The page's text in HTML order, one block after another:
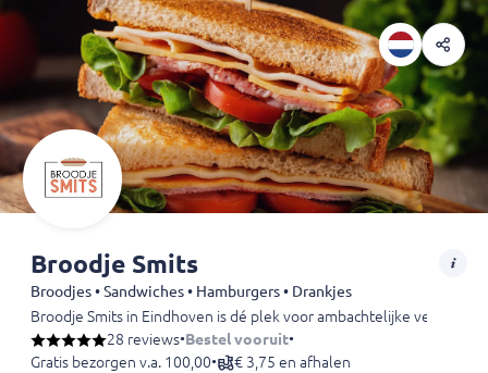
Broodje Smits
Broodjes • Sandwiches • Hamburgers • Drankjes
Broodje Smits in Eindhoven is dé plek voor ambachtelijke verse
Goeie Broikes.28 reviews•Bestel vooruit•
Gratis bezorgen v.a. 100,00• € 3,75 en afhalen